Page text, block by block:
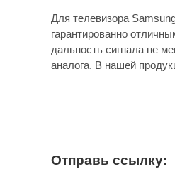
Для телевизора
гарантированно
дальность сигнала не
аналога. В нашей
Отправь ссылку: